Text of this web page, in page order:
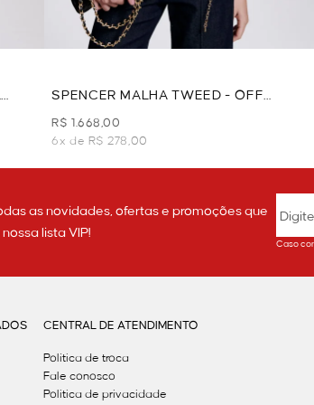
SPENCER MALHA TWEED - OFF
WHITE
R$ 1.668,00
6x de R$ 278,00
as novidades, ofertas e promoções que
lista VIP!
Caso
CENTRAL DE ATENDIMENTO
Política de troca
Fale conosco
Politica de privacidade